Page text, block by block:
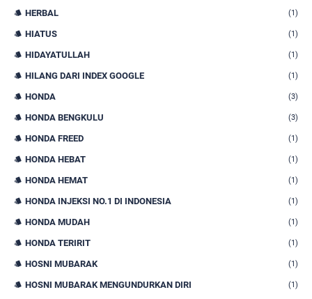
HERBAL (1)
HIATUS (1)
HIDAYATULLAH (1)
HILANG DARI INDEX GOOGLE (1)
HONDA (3)
HONDA BENGKULU (3)
HONDA FREED (1)
HONDA HEBAT (1)
HONDA HEMAT (1)
HONDA INJEKSI NO.1 DI INDONESIA (1)
HONDA MUDAH (1)
HONDA TERIRIT (1)
HOSNI MUBARAK (1)
HOSNI MUBARAK MENGUNDURKAN DIRI (1)